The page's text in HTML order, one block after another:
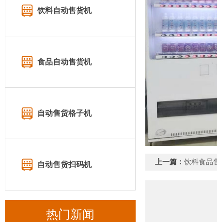
饮料自动售货机
食品自动售货机
自动售货格子机
自动售货扫码机
热门新闻
上一篇： 饮料食品